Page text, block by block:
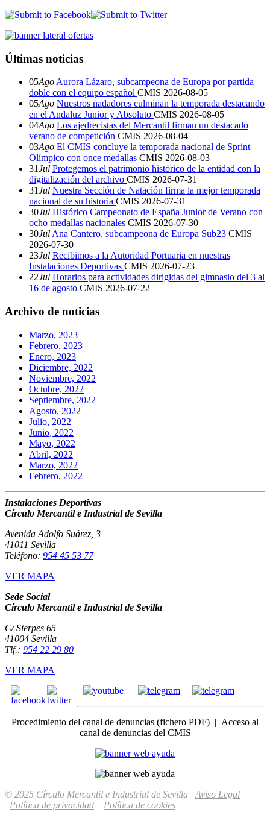
Últimas noticias
05Ago Aurora Lázaro, subcampeona de Europa por partida
doble con el equipo español CMIS 2026-08-05
05Ago Nuestros nadadores culminan la temporada destacando
en el Andaluz Junior y Absoluto CMIS 2026-08-05
04Ago Los ajedrecistas del Mercantil firman un destacado
verano de competición CMIS 2026-08-04
03Ago El CMIS concluye la temporada nacional de Sprint
Olímpico con once medallas CMIS 2026-08-03
31Jul Protegemos el patrimonio histórico de la entidad con la
digitalización del archivo CMIS 2026-07-31
31Jul Nuestra Sección de Natación firma la mejor temporada
nacional de su historia CMIS 2026-07-31
30Jul Histórico Campeonato de España Junior de Verano con
ocho medallas nacionales CMIS 2026-07-30
30Jul Ana Cantero, subcampeona de Europa Sub23 CMIS
2026-07-30
23Jul Recibimos a la Autoridad Portuaria en nuestras
Instalaciones Deportivas CMIS 2026-07-23
22Jul Horarios para actividades dirigidas del gimnasio del 3 al
16 de agosto CMIS 2026-07-22
Archivo de noticias
Marzo, 2023
Febrero, 2023
Enero, 2023
Diciembre, 2022
Noviembre, 2022
Octubre, 2022
Septiembre, 2022
Agosto, 2022
Julio, 2022
Junio, 2022
Mayo, 2022
Abril, 2022
Marzo, 2022
Febrero, 2022
Instalaciones Deportivas
Círculo Mercantil e Industrial de Sevilla
Avenida Adolfo Suárez, 3
41011 Sevilla
Teléfono: 954 45 53 77
VER MAPA
Sede Social
Círculo Mercantil e Industrial de Sevilla
C/ Sierpes 65
41004 Sevilla
Tlf.: 954 22 29 80
VER MAPA
Procedimiento del canal de denuncias (fichero PDF) | Acceso al
canal de denuncias del CMIS
© 2025 Círculo Mercantil e Industrial de Sevilla Aviso Legal
Política de privacidad
Política de cookies